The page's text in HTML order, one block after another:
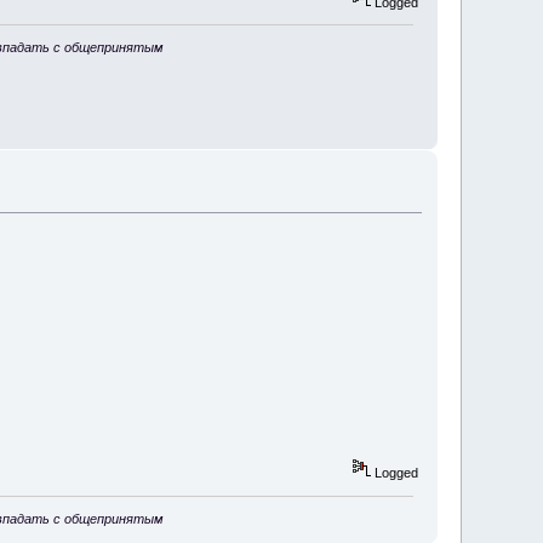
с общепринятым
Logged
с общепринятым